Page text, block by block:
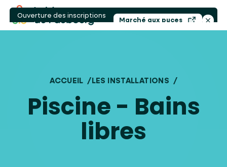
ACCUEIL / LES INSTALLATIONS /
Piscine - Bains
libres